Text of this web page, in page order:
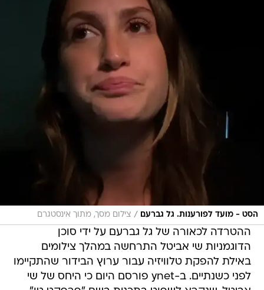
הסט - מועד לפורענות. גל גברעם / צילום מסך, מתוך אינסטגרם
ההטרדה לכאורה של גל גברעם על ידי סוכן
הדוגמניות שי אביטל התרחשה במהלך צילומים
באילת להפקת טלוויזיה עבור ערוץ הבידור שהתקיימו
לפני כשנתיים. ב-ynet פורסם היום כי היחס של שי